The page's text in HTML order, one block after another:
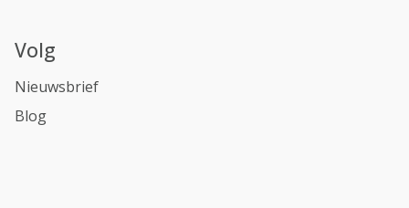
Volg
Nieuwsbrief
Blog